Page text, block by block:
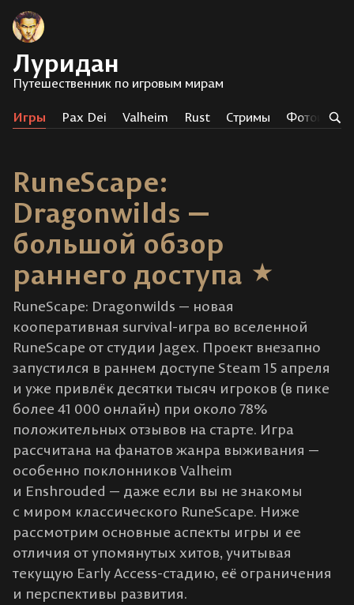
Луридан
Путешественник по игровым мирам
Игры Pax Dei Valheim Rust Стримы
RuneScape:
Dragonwilds —
большой обзор
раннего доступа
RuneScape: Dragonwilds — новая
кооперативная survival-игра во вселенной
RuneScape от студии Jagex. Проект внезапно
запустился в раннем доступе Steam 15 апреля
и уже привлёк десятки тысяч игроков (в пике
более 41 000 онлайн) при около 78%
положительных отзывов на старте​. Игра
рассчитана на фанатов жанра выживания —
особенно поклонников Valheim
и Enshrouded — даже если вы не знакомы
с миром классического RuneScape. Ниже
рассмотрим основные аспекты игры и ее
отличия от упомянутых хитов, учитывая
текущую Early Access-стадию, её ограничения
и перспективы развития.